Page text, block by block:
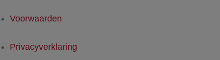
Voorwaarden
Privacyverklaring